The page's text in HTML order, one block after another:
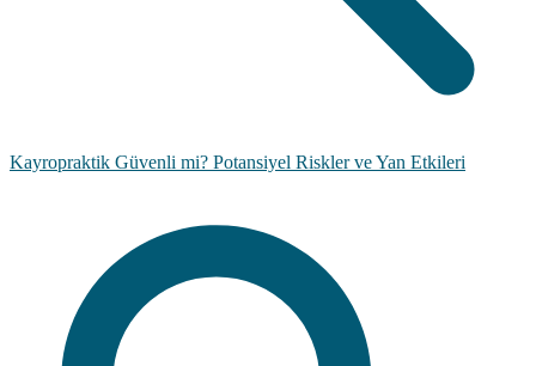
Kayropraktik Güvenli mi? Potansiyel Riskler ve Yan Etkileri